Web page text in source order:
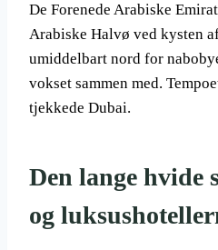
De Forenede Arabiske
Arabiske Halvø ved kysten
umiddelbart nord for
vokset sammen med.
tjekkede Dubai.
Den lange hvide
og